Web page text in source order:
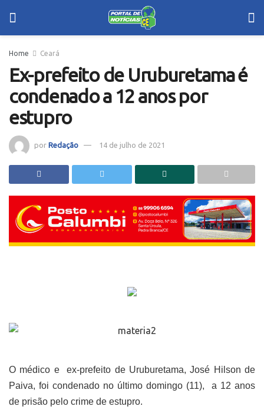
Home Ceará
Ex-prefeito de Uruburetama é
condenado a 12 anos por
estupro
por Redação 14 de julho de 2021
O médico e ex-prefeito de Uruburetama, José Hilson de
Paiva, foi condenado no último domingo (11), a 12 anos
de prisão pelo crime de estupro.